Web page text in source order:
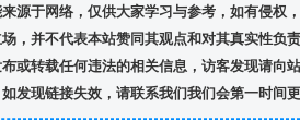
源于网络，仅供大家学习与参考，如有侵权
，并不代表本站赞同其观点和对其真实性负责
或转载任何违法的相关信息，访客发现请向
发现链接失效，请联系我们我们会第一时间更